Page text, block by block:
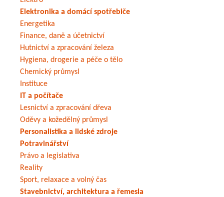
Elektronika a domácí spotřebiče
Energetika
Finance, daně a účetnictví
Hutnictví a zpracování železa
Hygiena, drogerie a péče o tělo
Chemický průmysl
Instituce
IT a počítače
Lesnictví a zpracování dřeva
Oděvy a kožedělný průmysl
Personalistika a lidské zdroje
Potravinářství
Právo a legislativa
Reality
Sport, relaxace a volný čas
Stavebnictví, architektura a řemesla